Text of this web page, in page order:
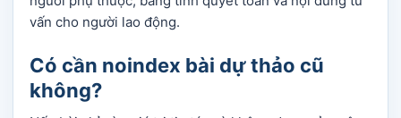
vấn cho người lao động.
Có cần noindex bài dự thảo cũ
không?